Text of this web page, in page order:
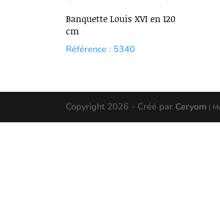
Banquette Louis XVI en 120
cm
Référence : 5340
Copyright 2026 - Créé par Ceryom |